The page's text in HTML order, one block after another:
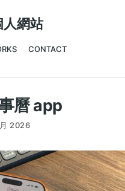
人網站
CONTACT
曆 app
2026